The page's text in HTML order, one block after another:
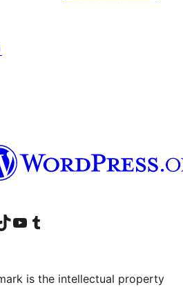
de Instagram
conta de LinkedIn
a nosa conta de TikTok
Visita a nosa canle de YouTube
Visita a nosa conta de Tumblr
is the intellectual property